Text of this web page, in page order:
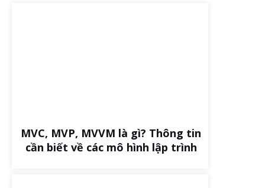
MVC, MVP, MVVM là gì? Thông tin
cần biết về các mô hình lập trình